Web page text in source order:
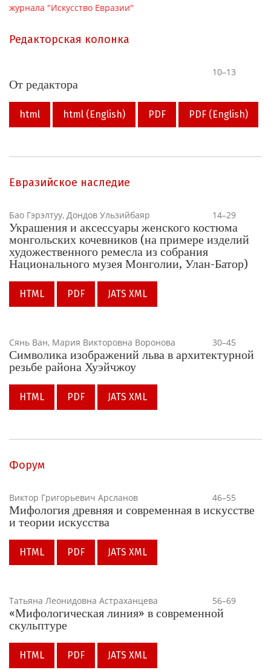
Редакторская колонка
10–13
От редактора
html html (English) PDF PDF (English)
Евразийское наследие
Бао Гэрэлтуу, Дондов Ульзийбаяр 14–29
Украшения и аксессуары женского костюма
монгольских кочевников (на примере изделий
художественного ремесла из собрания
Национального музея Монголии, Улан-Батор)
HTML PDF JATS XML
Сянь Ван, Мария Викторовна Воронова 30–45
Символика изображений льва в архитектурной
резьбе района Хуэйчжоу
HTML PDF JATS XML
Форум
Виктор Григорьевич Арсланов 46–55
Мифология древняя и современная в искусстве
и теории искусства
HTML PDF JATS XML
Татьяна Леонидовна Астраханцева 56–69
«Мифологическая линия» в современной
скульптуре
HTML PDF JATS XML